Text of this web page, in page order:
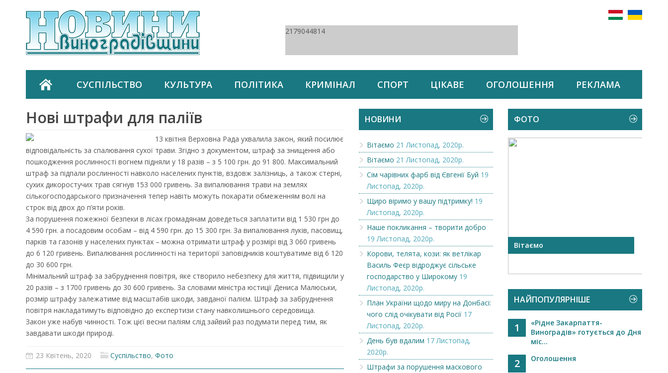
2179044814
СУСПІЛЬСТВО КУЛЬТУРА ПОЛІТИКА КРИМІНАЛ СПОРТ ЦІКАВЕ ОГОЛОШЕННЯ РЕКЛАМА
Нові штрафи для паліїв
13 квітня Верховна Рада ухвалила закон, який посилює
відповідальність за спалювання сухої трави. Згідно з документом, штраф за знищення або
пошкодження рослинності вогнем підняли у 18 разів – з 5 100 грн. до 91 800. Максимальний
штраф за підпали рослинності навколо населених пунктів, вздовж залізниць, а також стерні,
сухих дикоростучих трав сягнув 153 000 гривень. За випалювання трави на землях
сількогосподарського призначення тепер навіть можуть покарати обмеженням волі на
строк від двох до п’яти років.
За порушення пожежної безпеки в лісах громадянам доведеться заплатити від 1 530 грн до
4 590 грн. а посадовим особам – від 4 590 грн. до 15 300 грн. За випалювання луків, пасовищ,
парків та газонів у населених пунктах – можна отримати штраф у розмірі від 3 060 гривень
до 6 120 гривень. Випалювання рослинності на території заповідників коштуватиме від 6 120
до 30 600 грн.
Мінімальний штраф за забруднення повітря, яке створило небезпеку для життя, підвищили у
20 разів – з 1700 гривень до 30 600 гривень. За словами міністра юстиції Дениса Малюськи,
розмір штрафу залежатиме від масштабів шкоди, завданої палієм. Штраф за забруднення
повітря накладатимуть відповідно до експертизи стану навколишнього середовища.
Закон уже набув чинності. Тож цієї весни паліям слід зайвий раз подумати перед тим, як
завдавати шкоди природі.
23 Квітень, 2020 Суспільство, Фото
НОВИНИ
Вітаємо 21 Листопад, 2020р.
Вітаємо 21 Листопад, 2020р.
Сім чарівних фарб від Євгенії Буй 19
Листопад, 2020р.
Щиро віримо у вашу підтримку! 19
Листопад, 2020р.
Наше покликання – творити добро
19 Листопад, 2020р.
Корови, телята, кози: як ветлікар
Василь Феєр відроджує сільське
господарство у Широкому 19
Листопад, 2020р.
План України щодо миру на Донбасі:
чого слід очікувати від Росії 17
Листопад, 2020р.
День був вдалим 17 Листопад,
2020р.
Штрафи за порушення маскового
ФОТО
Наше покликання – творити
добро
Вітаємо Вітаємо
НАЙПОПУЛЯРНІШЕ
1
«Рідне Закарпаття-
Виноградів» готується до Дня
міс...
2 Оголошення